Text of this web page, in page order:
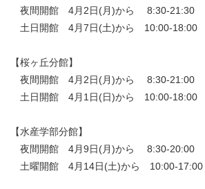
夜間開館 4月2日(月)から 8:30-21:30
土日開館 4月7日(土)から 10:00-18:00
【桜ヶ丘分館】
夜間開館 4月2日(月)から 8:30-21:00
土日開館 4月1日(日)から 10:00-18:00
【水産学部分館】
夜間開館 4月9日(月)から 8:30-20:00
土曜開館 4月14日(土)から 10:00-17:00